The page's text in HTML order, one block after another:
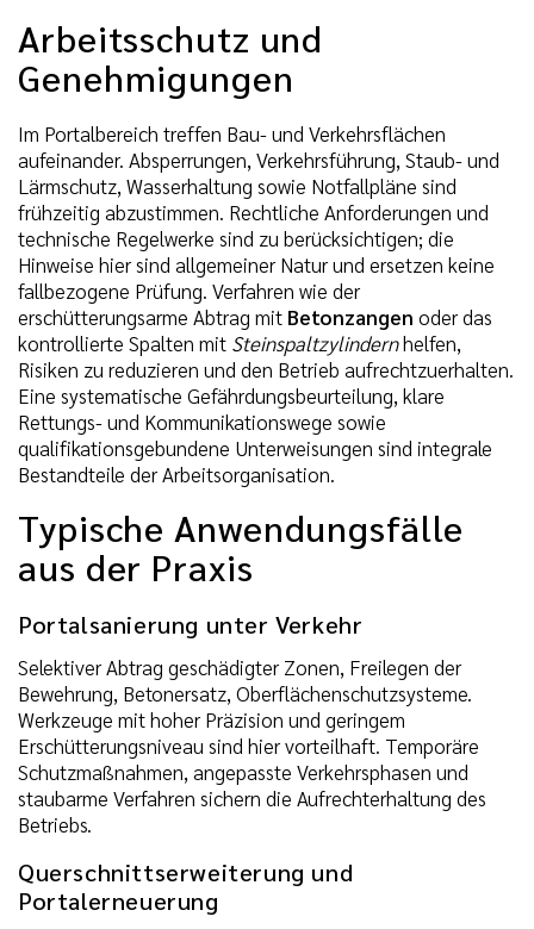
Arbeitsschutz und
Genehmigungen
Im Portalbereich treffen Bau- und Verkehrsflächen
aufeinander. Absperrungen, Verkehrsführung, Staub- und
Lärmschutz, Wasserhaltung sowie Notfallpläne sind
frühzeitig abzustimmen. Rechtliche Anforderungen und
technische Regelwerke sind zu berücksichtigen; die
Hinweise hier sind allgemeiner Natur und ersetzen keine
fallbezogene Prüfung. Verfahren wie der
erschütterungsarme Abtrag mit Betonzangen oder das
kontrollierte Spalten mit Steinspaltzylindernhelfen,
Risiken zu reduzieren und den Betrieb aufrechtzuerhalten.
Eine systematische Gefährdungsbeurteilung, klare
Rettungs- und Kommunikationswege sowie
qualifikationsgebundene Unterweisungen sind integrale
Bestandteile der Arbeitsorganisation.
Typische Anwendungsfälle
aus der Praxis
Portalsanierung unter Verkehr
Selektiver Abtrag geschädigter Zonen, Freilegen der
Bewehrung, Betonersatz, Oberflächenschutzsysteme.
Werkzeuge mit hoher Präzision und geringem
Erschütterungsniveau sind hier vorteilhaft. Temporäre
Schutzmaßnahmen, angepasste Verkehrsphasen und
staubarme Verfahren sichern die Aufrechterhaltung des
Betriebs.
Querschnittserweiterung und
Portalerneuerung